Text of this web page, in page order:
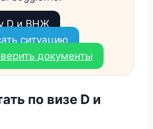
D и ВНЖ
ситуацию
документы
по визе D и